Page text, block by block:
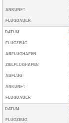
ANKUNFT
FLUGDAUER
DATUM
FLUGZEUG
ABFLUGHAFEN
ZIELFLUGHAFEN
ABFLUG
ANKUNFT
FLUGDAUER
DATUM
FLUGZEUG